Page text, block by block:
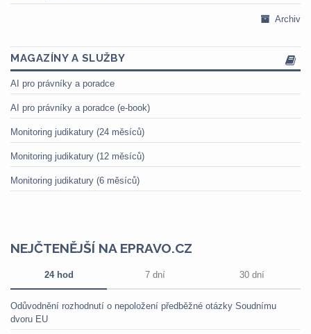
Archiv
MAGAZÍNY A SLUŽBY
AI pro právníky a poradce
AI pro právníky a poradce (e-book)
Monitoring judikatury (24 měsíců)
Monitoring judikatury (12 měsíců)
Monitoring judikatury (6 měsíců)
NEJČTENĚJŠÍ NA EPRAVO.CZ
24 hod 7 dní 30 dní
Odůvodnění rozhodnutí o nepoložení předběžné otázky Soudnímu
dvoru EU